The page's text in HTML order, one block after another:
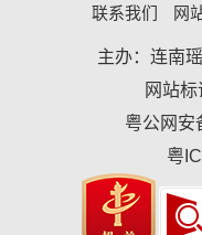
联系我们 网
主办：连南
网站
粤公网安
粤